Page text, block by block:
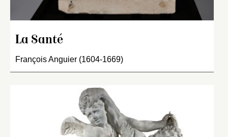
La Santé
François Anguier (1604-1669)